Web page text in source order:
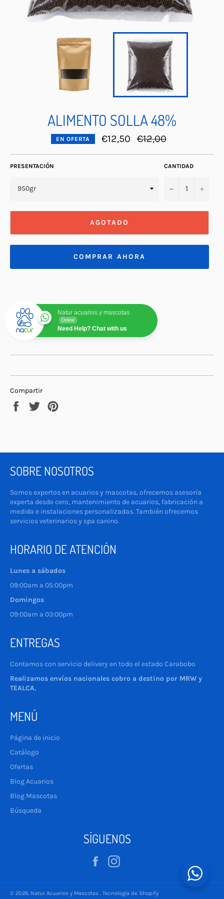
ALIMENTO SOLLA 48%
EN OFERTA €12,50
Precio
habitual
€12,00
PRESENTACIÓN CANTIDAD
− +
AGOTADO
COMPRAR AHORA
Natur acuarios y mascotas
Online
Need Help? Chat with us
Compartir
Compartir
Tuitear
SOBRE NOSOTROS
Somos expertos en acuarios y mascotas, ofrecemos asesoría
experta desde cero, mantenimiento de acuarios, fabricación a
medida e instalaciones personalizadas. También ofrecemos
servicios veterinarios y spa canino.
HORARIO DE ATENCIÓN
Lunes a sábados
09:00am a 05:00pm
Domingos
09:00am a 03:00pm
ENTREGAS
Contamos con servicio delivery en todo el estado Carabobo
Realizamos envíos nacionales cobro a destino por MRW y
TEALCA.
MENÚ
Página de inicio
Catálogo
Ofertas
Blog Acuarios
Blog Mascotas
Búsqueda
SÍGUENOS
Facebook
© 2026, Natur Acuarios y Mascotas . Tecnología de Shopify